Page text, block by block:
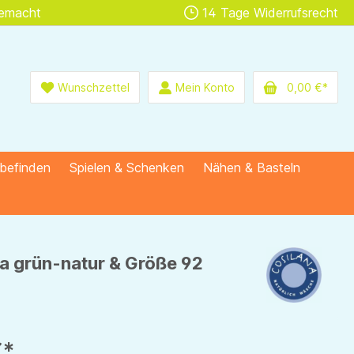
14 Tage Widerrufsrecht
Wunschzettel Mein Konto 0,00 €*
Spielen & Schenken
Nähen & Basteln
grün-natur & Größe 92